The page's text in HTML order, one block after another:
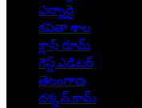
ఎన్నారై
కవితా శాల
క్లాస్ రూమ్
గెస్ట్ ఎడిటర్
తెలంగాణ
దక్కన్.కామ్